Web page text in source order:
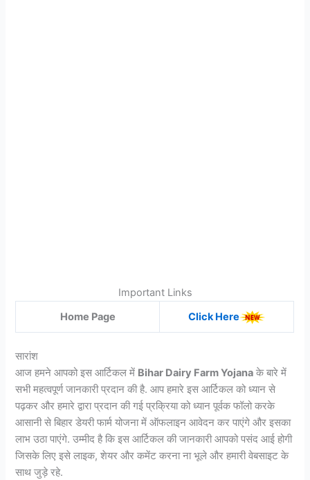
Important Links
Home Page
Click Here
सारांश
आज हमने आपको इस आर्टिकल में Bihar Dairy Farm Yojana के बारे में
सभी महत्वपूर्ण जानकारी प्रदान की है. आप हमारे इस आर्टिकल को ध्यान से
पढ़कर और हमारे द्वारा प्रदान की गई प्रक्रिया को ध्यान पूर्वक फॉलो करके
आसानी से बिहार डेयरी फार्म योजना में ऑफलाइन आवेदन कर पाएंगे और इसका
लाभ उठा पाएंगे. उम्मीद है कि इस आर्टिकल की जानकारी आपको पसंद आई होगी
जिसके लिए इसे लाइक, शेयर और कमेंट करना ना भूले और हमारी वेबसाइट के
साथ जुड़े रहे.